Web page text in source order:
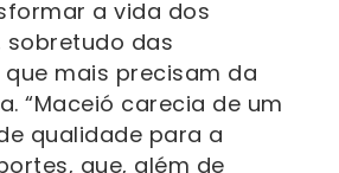
a vida dos
sobretudo das
mais precisam da
“Maceió carecia de um
qualidade para a
que, além de